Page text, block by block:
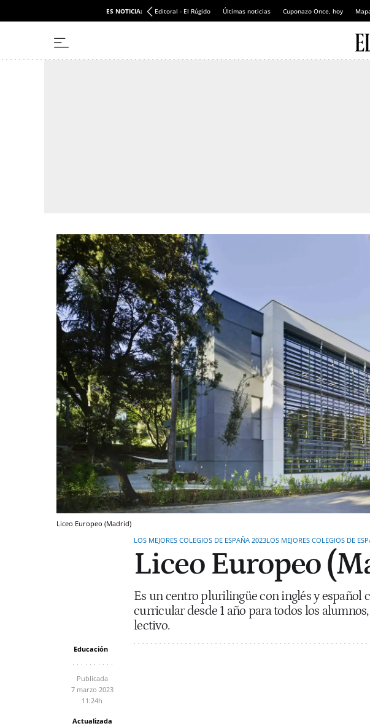
ES NOTICIA: Editoral - El Rúgido Últimas noticias Cuponazo Once, hoy
Liceo Europeo (Madrid)
LOS MEJORES COLEGIOS DE ESPAÑA 2023LOS MEJORES COLEGIOS DE
Liceo Europeo
Es un centro plurilingüe con inglés y español
curricular desde 1 año para todos los
lectivo.
Educación
Publicada
7 marzo 2023
11:24h
Actualizada